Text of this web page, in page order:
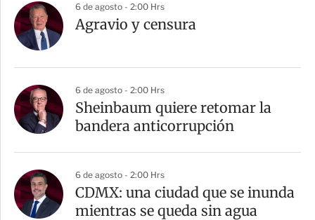
6 de agosto - 2:00 Hrs
Agravio y censura
6 de agosto - 2:00 Hrs
Sheinbaum quiere retomar la
bandera anticorrupción
6 de agosto - 2:00 Hrs
CDMX: una ciudad que se inunda
mientras se queda sin agua